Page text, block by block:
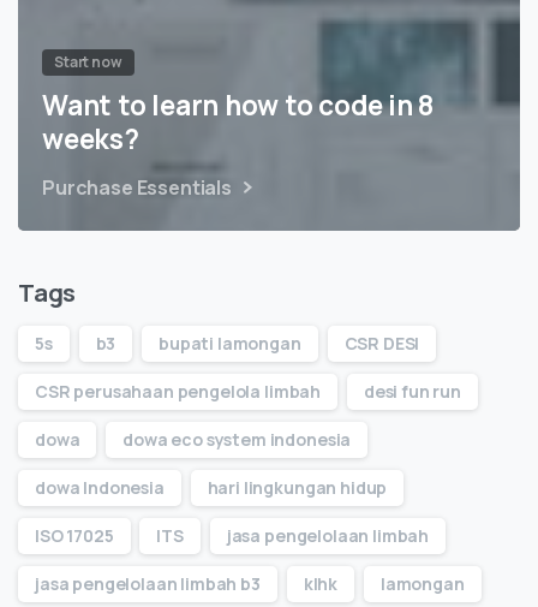
Start now
Want to learn how to code in 8
weeks?
Purchase Essentials
Tags
5s b3 bupati lamongan CSR DESI
CSR perusahaan pengelola limbah desi fun run
dowa dowa eco system indonesia
dowa Indonesia hari lingkungan hidup
ISO 17025 ITS jasa pengelolaan limbah
jasa pengelolaan limbah b3 klhk lamongan